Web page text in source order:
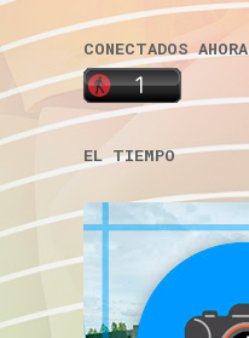
CONECTADOS AHORA
EL TIEMPO